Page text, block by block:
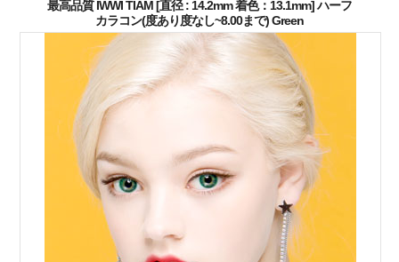
最高品質 IWWI TIAM [直径 : 14.2mm 着色：13.1mm] ハーフ
カラコン(度あり度なし~8.00まで) Green